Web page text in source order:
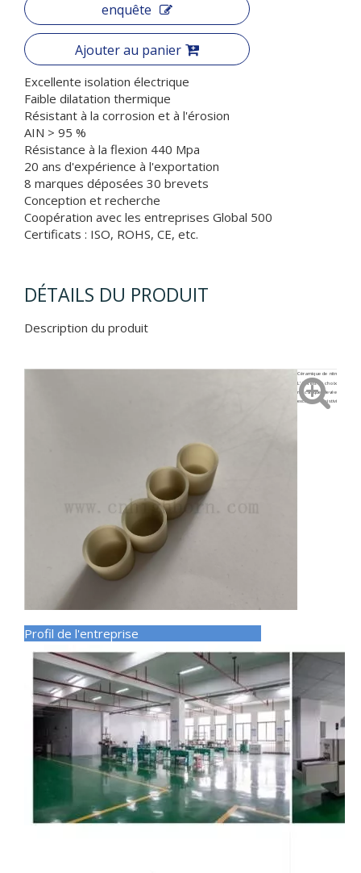
enquête
Ajouter au panier
Excellente isolation électrique
Faible dilatation thermique
Résistant à la corrosion et à l'érosion
AIN > 95 %
Résistance à la flexion 440 Mpa
20 ans d'expérience à l'exportation
8 marques déposées 30 brevets
Conception et recherche
Coopération avec les entreprises Global 500
Certificats : ISO, ROHS, CE, etc.
DÉTAILS DU PRODUIT
Description du produit
Céramique de nitrure
L'AlN est un choix idéal
mécanique élevée, une
excellente résistivité
●Très haute conductivité thermique
●Excellente isolation électrique
●Faible densité
● Coefficient de dilatation linéaire similaire à Si
●Dureté extrêmement élevée
Profil de l'entreprise